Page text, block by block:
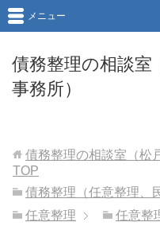
債務整理の相談室
事務所）
メニュー
債務整理の相談室（松
TOP
債務整理（任意整理、
任意整理
任意整